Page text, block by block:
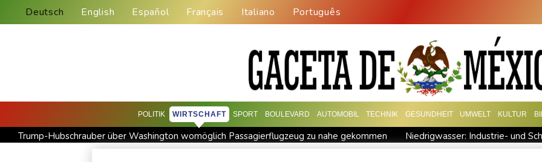
Deutsch English Español Français Italiano Português
POLITIK WIRTSCHAFT SPORT BOULEVARD AUTOMOBIL TECHNIK GESUNDHEIT UMWELT KULTUR
Trump-Hubschrauber über Washington womöglich Passagierflugzeug zu nahe gekommen
Niedrigwasser: Industrie- und